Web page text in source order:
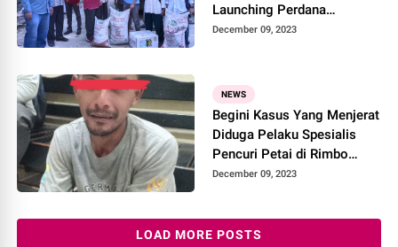
Launching Perdana
Penyaluran Pupuk dan
December 09, 2023
NEWS
Begini Kasus Yang Menjerat
Diduga Pelaku Spesialis
Pencuri Petai di Rimbo
Bujang
December 09, 2023
LOAD MORE POSTS